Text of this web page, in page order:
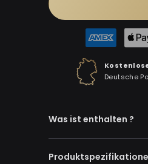
Deutsche
Was ist enthalten ?